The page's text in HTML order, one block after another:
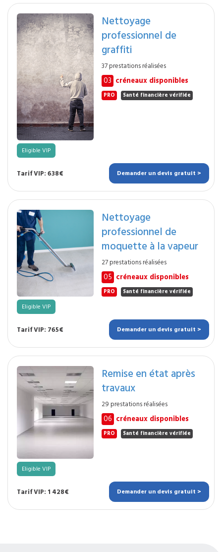
Nettoyage
professionnel de
graffiti
37 prestations réalisées
03 créneaux disponibles
PRO Santé financière vérifiée
Eligible VIP
Tarif VIP: 638€ Demander un devis gratuit >
Nettoyage
professionnel de
moquette à la vapeur
27 prestations réalisées
05 créneaux disponibles
PRO Santé financière vérifiée
Eligible VIP
Tarif VIP: 765€ Demander un devis gratuit >
Remise en état après
travaux
29 prestations réalisées
06 créneaux disponibles
PRO Santé financière vérifiée
Eligible VIP
Tarif VIP: 1 428€ Demander un devis gratuit >